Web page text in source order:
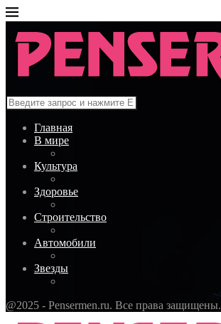
Главная
В мире
Культура
Здоровье
Строительство
Автомобили
Звезды
@2025 - Pensermen.ru. Все права защищены.